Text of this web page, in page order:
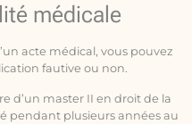
médicale
acte médical, vous pouvez
fautive ou non.
d’un master II en droit de la
pendant plusieurs années au